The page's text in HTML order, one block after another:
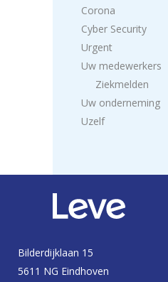
Corona
Cyber Security
Urgent
Uw medewerkers
Ziekmelden
Uw onderneming
Uzelf
Bilderdijklaan 15
5611 NG Eindhoven